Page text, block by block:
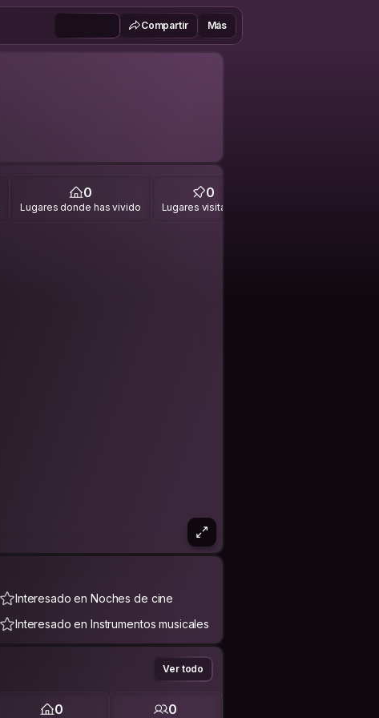
Compartir Más
0
Lugares donde has vivido
0
Lugares visitados
Interesado en Noches de cine
Interesado en Instrumentos musicales
Ver todo
0 0